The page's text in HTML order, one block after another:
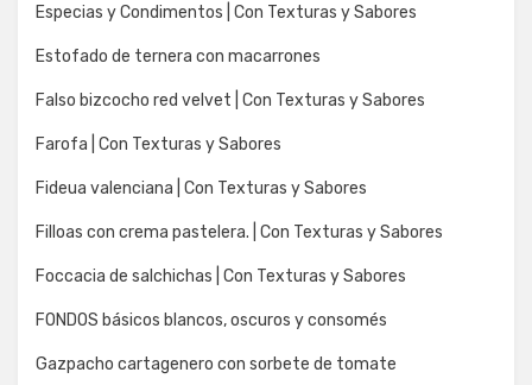
Especias y Condimentos | Con Texturas y Sabores
Estofado de ternera con macarrones
Falso bizcocho red velvet | Con Texturas y Sabores
Farofa | Con Texturas y Sabores
Fideua valenciana | Con Texturas y Sabores
Filloas con crema pastelera. | Con Texturas y Sabores
Foccacia de salchichas | Con Texturas y Sabores
FONDOS básicos blancos, oscuros y consomés
Gazpacho cartagenero con sorbete de tomate